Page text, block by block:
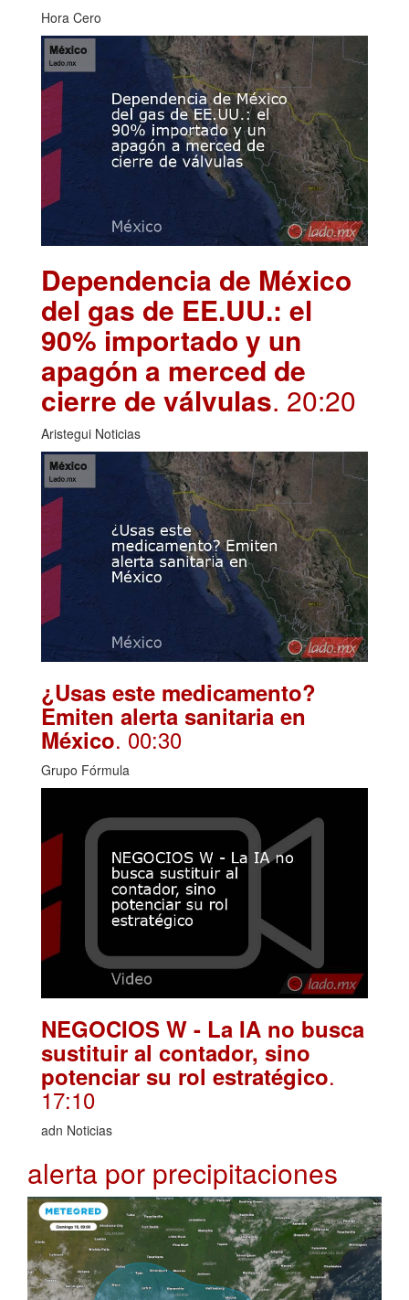
Hora Cero
Dependencia de México
del gas de EE.UU.: el
90% importado y un
apagón a merced de
cierre de válvulas. 20:20
Aristegui Noticias
¿Usas este medicamento?
Emiten alerta sanitaria en
México. 00:30
Grupo Fórmula
NEGOCIOS W - La IA no busca
sustituir al contador, sino
potenciar su rol estratégico.
17:10
adn Noticias
alerta por precipitaciones